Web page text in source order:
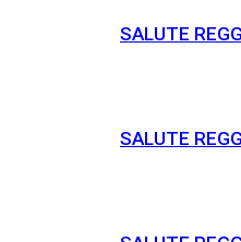
SALUTE
SALUTE